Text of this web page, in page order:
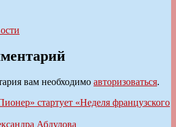
вам необходимо авторизоваться.
стартует «Неделя французского
Абдулова